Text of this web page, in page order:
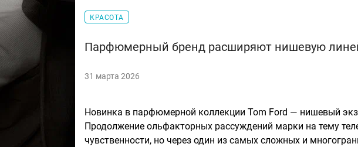
КРАСОТА
Парфюмерный бренд расширяют нишевую
31 марта 2026
Новинка в парфюмерной коллекции Tom Ford — нишевый
Продолжение ольфакторных рассуждений марки на тему
чувственности, но через один из самых сложных и